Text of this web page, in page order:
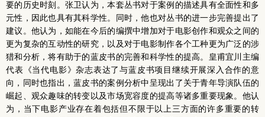
要的历史时刻。张卫认为，本套丛书对于案例的描述具有全面性和多
元性，因此也具有其科学性。同时，他也对丛书的进一步完善提出了
建议。他认为，如能在今后的编撰中增加对于电影创作和观众之间的
更为复杂的互动性的研究，以及对于电影制作各个工种更为广泛的涉
猎和分析，将有助于的蓝皮书的完善和科学性的提高。皇甫宜川主编
代表《当代电影》杂志表达了与蓝皮书项目继续开展深入合作的意
向，同时也指出，蓝皮书的案例分析中呈现出了关于青年导演队伍的
崛起、观众趣味的转变以及市场宽容度的提高等诸多重要现象。他认
为，当下电影产业存在着包括但不限于以上三方面的许多重要的转